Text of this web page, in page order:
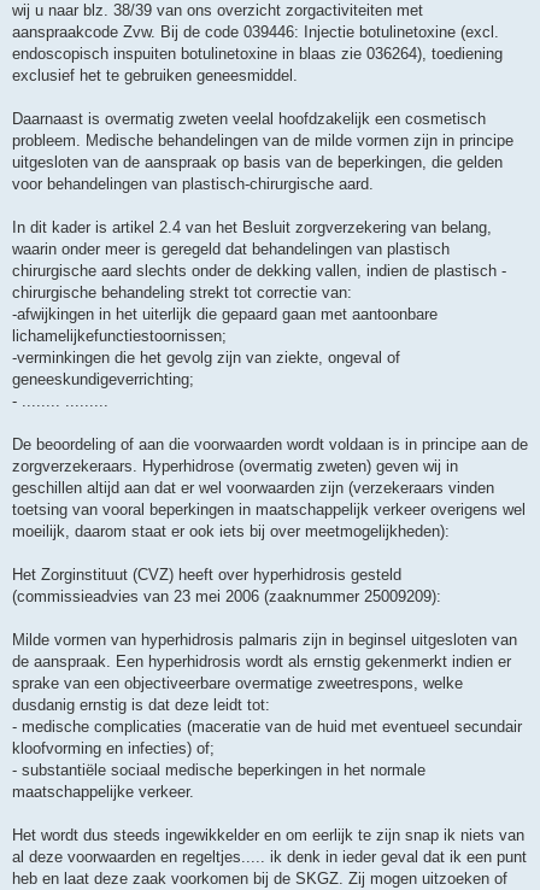
wij u naar blz. 38/39 van ons overzicht zorgactiviteiten met
aanspraakcode Zvw. Bij de code 039446: Injectie botulinetoxine (excl.
endoscopisch inspuiten botulinetoxine in blaas zie 036264), toediening
exclusief het te gebruiken geneesmiddel.
Daarnaast is overmatig zweten veelal hoofdzakelijk een cosmetisch
probleem. Medische behandelingen van de milde vormen zijn in principe
uitgesloten van de aanspraak op basis van de beperkingen, die gelden
voor behandelingen van plastisch-chirurgische aard.
In dit kader is artikel 2.4 van het Besluit zorgverzekering van belang,
waarin onder meer is geregeld dat behandelingen van plastisch
chirurgische aard slechts onder de dekking vallen, indien de plastisch -
chirurgische behandeling strekt tot correctie van:
-afwijkingen in het uiterlijk die gepaard gaan met aantoonbare
lichamelijkefunctiestoornissen;
-verminkingen die het gevolg zijn van ziekte, ongeval of
geneeskundigeverrichting;
- ........ .........
De beoordeling of aan die voorwaarden wordt voldaan is in principe aan de
zorgverzekeraars. Hyperhidrose (overmatig zweten) geven wij in
geschillen altijd aan dat er wel voorwaarden zijn (verzekeraars vinden
toetsing van vooral beperkingen in maatschappelijk verkeer overigens wel
moeilijk, daarom staat er ook iets bij over meetmogelijkheden):
Het Zorginstituut (CVZ) heeft over hyperhidrosis gesteld
(commissieadvies van 23 mei 2006 (zaaknummer 25009209):
Milde vormen van hyperhidrosis palmaris zijn in beginsel uitgesloten van
de aanspraak. Een hyperhidrosis wordt als ernstig gekenmerkt indien er
sprake van een objectiveerbare overmatige zweetrespons, welke
dusdanig ernstig is dat deze leidt tot:
- medische complicaties (maceratie van de huid met eventueel secundair
kloofvorming en infecties) of;
- substantiële sociaal medische beperkingen in het normale
maatschappelijke verkeer.
Het wordt dus steeds ingewikkelder en om eerlijk te zijn snap ik niets van
al deze voorwaarden en regeltjes..... ik denk in ieder geval dat ik een punt
heb en laat deze zaak voorkomen bij de SKGZ. Zij mogen uitzoeken of